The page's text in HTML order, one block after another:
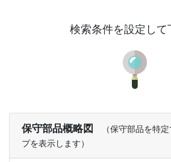
検索条件を設定して
保守部品概略図
（保守部品を特
プを表示します）